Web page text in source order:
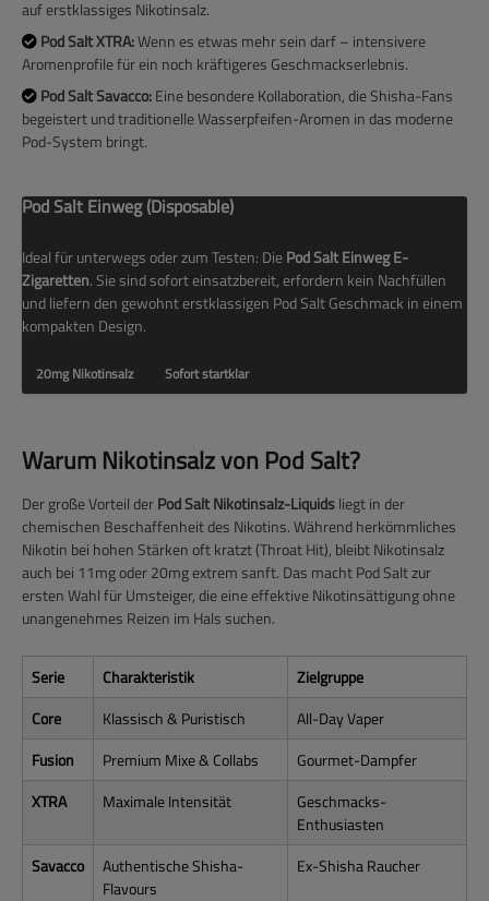
auf erstklassiges Nikotinsalz.
Pod Salt XTRA:Wenn es etwas mehr sein darf – intensivere
Aromenprofile für ein noch kräftigeres Geschmackserlebnis.
Pod Salt Savacco:Eine besondere Kollaboration, die Shisha-Fans
begeistert und traditionelle Wasserpfeifen-Aromen in das moderne
Pod-System bringt.
Pod Salt Einweg (Disposable)
Ideal für unterwegs oder zum Testen: DiePod Salt Einweg E-
Zigaretten. Sie sind sofort einsatzbereit, erfordern kein Nachfüllen
und liefern den gewohnt erstklassigen Pod Salt Geschmack in einem
kompakten Design.
20mg Nikotinsalz Sofort startklar
Warum Nikotinsalz von Pod Salt?
Der große Vorteil derPod Salt Nikotinsalz-Liquidsliegt in der
chemischen Beschaffenheit des Nikotins. Während herkömmliches
Nikotin bei hohen Stärken oft kratzt (Throat Hit), bleibt Nikotinsalz
auch bei 11mg oder 20mg extrem sanft. Das macht Pod Salt zur
ersten Wahl für Umsteiger, die eine effektive Nikotinsättigung ohne
unangenehmes Reizen im Hals suchen.
Serie Charakteristik
Zielgruppe
Core
Klassisch & Puristisch
All-Day Vaper
Fusion
Premium Mixe & Collabs
Gourmet-Dampfer
XTRA
Maximale Intensität
Geschmacks-
Enthusiasten
Savacco
Authentische Shisha-
Flavours
Ex-Shisha Raucher